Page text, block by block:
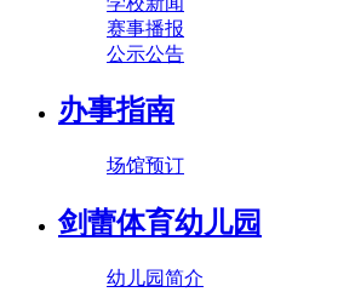
赛事播报
公示公告
办事指南
场馆预订
剑蕾体育幼儿园
幼儿园简介